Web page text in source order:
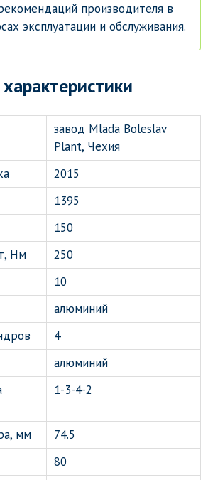
производителя в
эксплуатации и обслуживания.
завод Mlada Boleslav
Plant, Чехия
2015
1395
150
Нм
250
10
алюминий
4
алюминий
1-3-4-2
мм
74.5
80